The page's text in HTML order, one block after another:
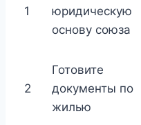
1
юридическую
основу союза
2
Готовите
документы по
жилью